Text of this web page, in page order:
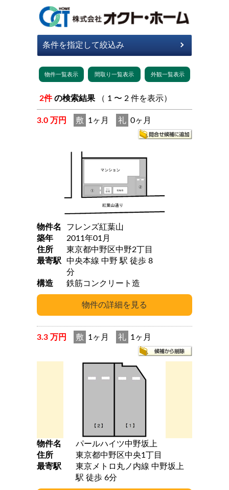
2件 の検索結果 （ 1 〜 2 件を表示）
3.0 万円 敷 1ヶ月 礼 0ヶ月
物件名
フレンズ紅葉山
築年
2011年01月
住所
東京都中野区中野2丁目
最寄駅
中央本線 中野 駅 徒歩 8
分
構造
鉄筋コンクリート造
3.3 万円 敷 1ヶ月 礼 1ヶ月
物件名
パールハイツ中野坂上
住所
東京都中野区中央1丁目
最寄駅
東京メトロ丸ノ内線 中野坂上
駅 徒歩 6分